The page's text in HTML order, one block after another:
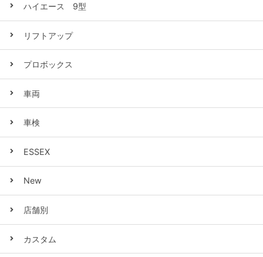
ハイエース 9型
リフトアップ
プロボックス
車両
車検
ESSEX
New
店舗別
カスタム